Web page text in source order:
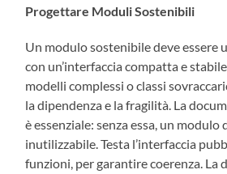
Progettare Moduli Sostenibili
Un modulo sostenibile deve essere
con un’interfaccia compatta e
modelli complessi o classi
la dipendenza e la fragilità. La
è essenziale: senza essa, un modulo
inutilizzabile. Testa l’interfaccia
funzioni, per garantire coerenza. La